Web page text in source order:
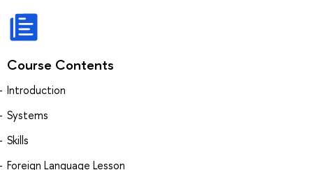
Course Contents
Introduction
Systems
Skills
Foreign Language Lesson